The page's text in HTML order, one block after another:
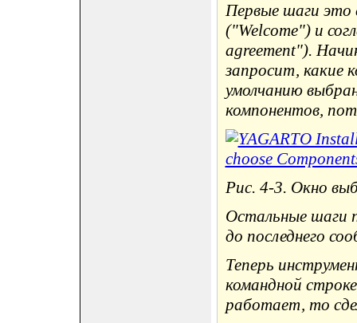
Первые шаги это
("Welcome") и
agreement").
запросит, какие
умолчанию
компонентов,
Рис. 4-3. Окно
Остальные шаги
до последнего
Теперь
командной
работает, то